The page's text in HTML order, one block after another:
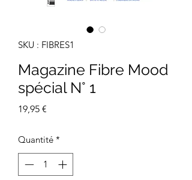
SKU : FIBRES1
Magazine Fibre Mood
spécial N° 1
19,95 €
Quantité *